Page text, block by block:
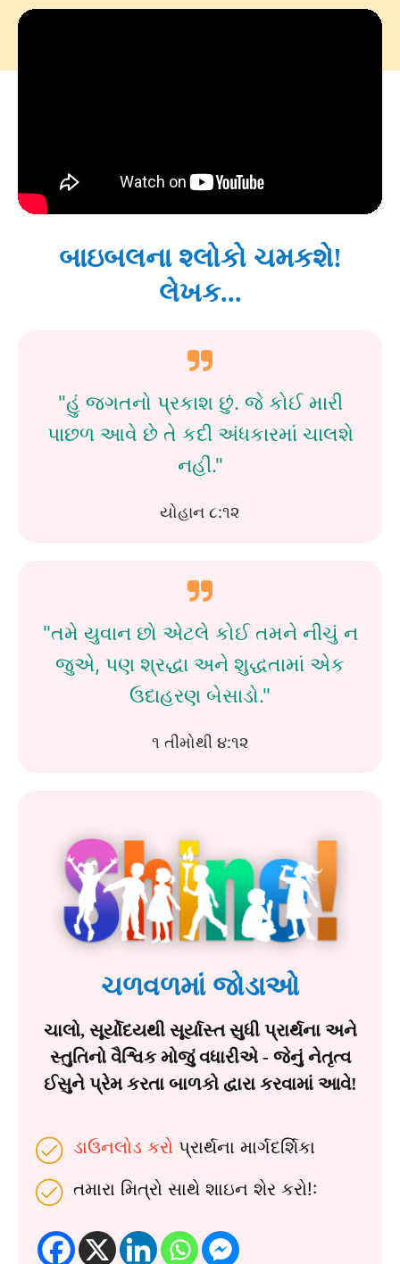
બાઇબલના શ્લોકો ચમકશે!
લેખક...
"હું જગતનો પ્રકાશ છું. જે કોઈ મારી
પાછળ આવે છે તે કદી અંધકારમાં ચાલશે
નહીં."
યોહાન ૮:૧૨
"તમે યુવાન છો એટલે કોઈ તમને નીચું ન
જુએ, પણ શ્રદ્ધા અને શુદ્ધતામાં એક
ઉદાહરણ બેસાડો."
૧ તીમોથી ૪:૧૨
ચળવળમાં જોડાઓ
ચાલો, સૂર્યોદયથી સૂર્યાસ્ત સુધી પ્રાર્થના અને
સ્તુતિનો વૈશ્વિક મોજું વધારીએ - જેનું નેતૃત્વ
ઈસુને પ્રેમ કરતા બાળકો દ્વારા કરવામાં આવે!
ડાઉનલોડ કરો પ્રાર્થના માર્ગદર્શિકા
તમારા મિત્રો સાથે શાઇન શેર કરો!: